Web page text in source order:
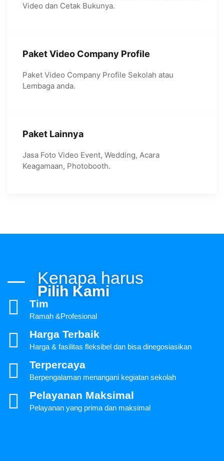
Video dan Cetak Bukunya.
Paket Video Company Profile
Paket Video Company Profile Sekolah atau
Lembaga anda.
Paket Lainnya
Jasa Foto Video Event, Wedding, Acara
Keagamaan, Photobooth.
Kenapa harus
Pilih Kami
Tim
Ramah &Profesional
Harga Terbaik
Harga & fasilitas fleksibel dan bisa dinegosiasikan
Terpercaya
Berpengalaman menangani kegiatan sekolah
Pelayanan Maksimal
Pelayanan yang prima dan maksimal